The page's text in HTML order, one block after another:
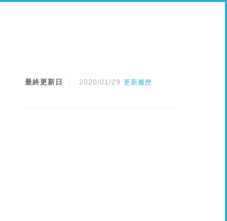
最終更新日 2020/01/29 更新履歴